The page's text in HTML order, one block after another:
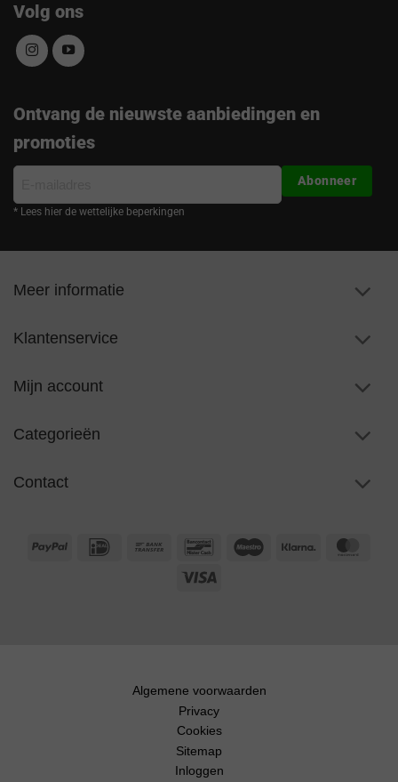
Volg ons
Ontvang de nieuwste aanbiedingen en
promoties
mailadres
* Lees hier de wettelijke beperkingen
Abonneer
Meer informatie
Klantenservice
Mijn account
Categorieën
Contact
PayPal IDeal
Bank
BancontactMaestro Klarna
Algemene voorwaarden
Privacy
Cookies
Sitemap
Inloggen